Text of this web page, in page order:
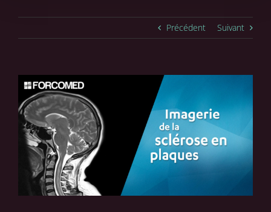
Précédent Suivant
Voir
l'image
agrandie